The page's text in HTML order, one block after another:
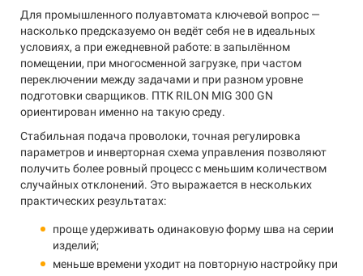
Для промышленного полуавтомата ключевой вопрос —
насколько предсказуемо он ведёт себя не в идеальных
условиях, а при ежедневной работе: в запылённом
помещении, при многосменной загрузке, при частом
переключении между задачами и при разном уровне
подготовки сварщиков. ПТК RILON MIG 300 GN
ориентирован именно на такую среду.
Стабильная подача проволоки, точная регулировка
параметров и инверторная схема управления позволяют
получить более ровный процесс с меньшим количеством
случайных отклонений. Это выражается в нескольких
практических результатах:
проще удерживать одинаковую форму шва на серии
изделий;
меньше времени уходит на повторную настройку при